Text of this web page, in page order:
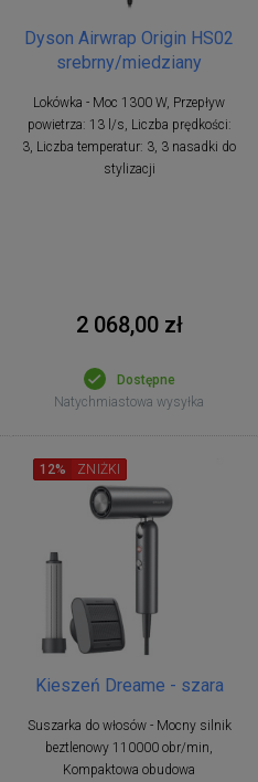
Dyson Airwrap Origin HS02
srebrny/miedziany
Lokówka - Moc 1300 W, Przepływ
powietrza: 13 l/s, Liczba prędkości:
3, Liczba temperatur: 3, 3 nasadki do
stylizacji
2 068,00 zł
Dostępne
Natychmiastowa wysyłka
Kieszeń Dreame - szara
Suszarka do włosów - Mocny silnik
beztlenowy 110000 obr/min,
Kompaktowa obudowa
12% ZNIŻKI